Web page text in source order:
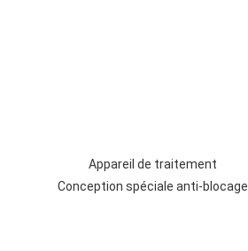
Appareil de traitement
Conception spéciale anti-blocage